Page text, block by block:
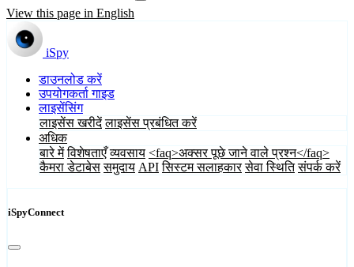
View this page in English
iSpy
डाउनलोड करें
उपयोगकर्ता गाइड
लाइसेंसिंग
लाइसेंस खरीदें लाइसेंस प्रबंधित करें
अधिक
बारे में विशेषताएँ व्यवसाय <faq>अक्सर पूछे जाने वाले प्रश्न</faq>
कैमरा डेटाबेस समुदाय API सिस्टम सलाहकार सेवा स्थिति संपर्क करें
iSpyConnect